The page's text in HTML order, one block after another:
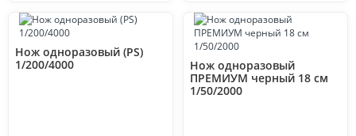
Нож одноразовый (PS)
1/200/4000
Нож одноразовый
ПРЕМИУМ черный 18 см
1/50/2000